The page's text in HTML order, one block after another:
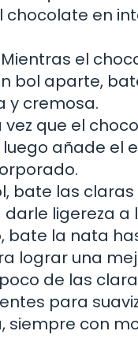
en
Mientras el
bol aparte,
y cremosa.
vez que el
añade
bate las
ligereza a
bate la nata
lograr una
de las
para
con